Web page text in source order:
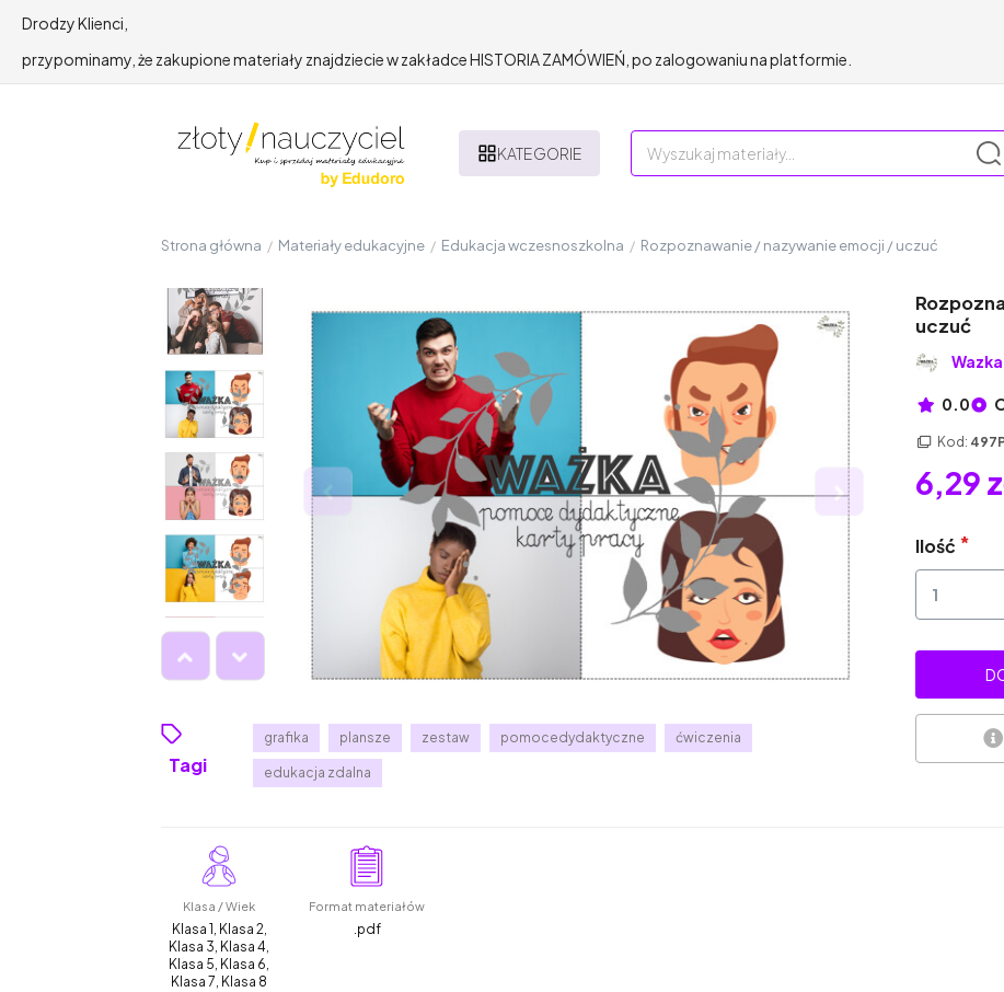
Drodzy Klienci,
przypominamy, że zakupione materiały znajdziecie w zakładce HISTORIA ZAMÓWIEŃ, po zalogowaniu na platformie.
KATEGORIE
Strona główna / Materiały edukacyjne / Edukacja wczesnoszkolna / Rozpoznawanie / nazywanie emocji / uczuć
Tagi
grafika plansze zestaw pomocedydaktyczne ćwiczenia
edukacja zdalna
uczuć
Wazka
0.0
Kod:
6,29
Ilość
Klasa / Wiek
Klasa 1, Klasa 2,
Klasa 3, Klasa 4,
Klasa 5, Klasa 6,
Klasa 7, Klasa 8
Format materiałów
.pdf